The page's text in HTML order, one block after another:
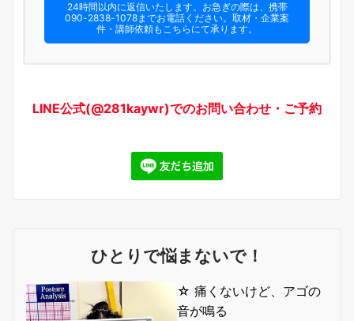
24時間以内に返信いたします。お急ぎの際は、携帯
090-2838-1078までお電話ください。​取材・企業案
件・講師依頼もこちらにて承ります。
LINE公式(@281kaywr)でのお問い合わせ・ご予約
ひとりで悩まないで！
☆ 痛くないけど、アゴの
音が鳴る